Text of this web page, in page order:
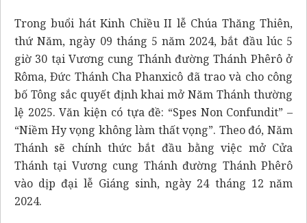
Trong buổi hát Kinh Chiều II lễ Chúa Thăng Thiên,
thứ Năm, ngày 09 tháng 5 năm 2024, bắt đầu lúc 5
giờ 30 tại Vương cung Thánh đường Thánh Phêrô ở
Rôma, Ðức Thánh Cha Phanxicô đã trao và cho công
bố Tông sắc quyết định khai mở Năm Thánh thường
lệ 2025. Văn kiện có tựa đề: “Spes Non Confundit” –
“Niềm Hy vọng không làm thất vọng”. Theo đó, Năm
Thánh sẽ chính thức bắt đầu bằng việc mở Cửa
Thánh tại Vương cung Thánh đường Thánh Phêrô
vào dịp đại lễ Giáng sinh, ngày 24 tháng 12 năm
2024.